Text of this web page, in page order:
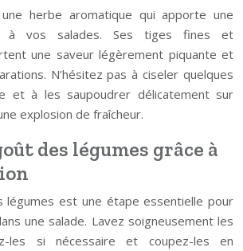
herbe aromatique qui apporte une
à vos salades. Ses tiges fines et
une saveur légèrement piquante et
N’hésitez pas à ciseler quelques
et à les saupoudrer délicatement sur
explosion de fraîcheur.
des légumes grâce à
légumes est une étape essentielle pour
une salade. Lavez soigneusement les
les si nécessaire et coupez-les en